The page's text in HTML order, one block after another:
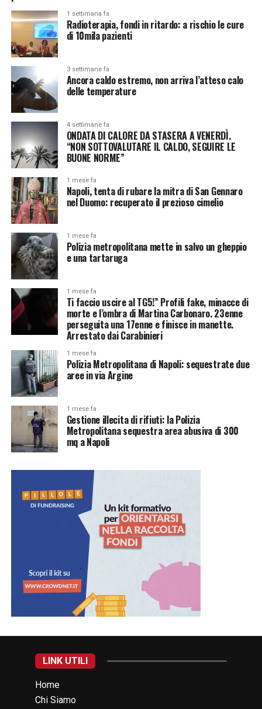
1 settimana fa
Radioterapia, fondi in ritardo: a rischio le cure
di 10mila pazienti
3 settimane fa
Ancora caldo estremo, non arriva l’atteso calo
delle temperature
4 settimane fa
ONDATA DI CALORE DA STASERA A VENERDÌ.
“NON SOTTOVALUTARE IL CALDO, SEGUIRE LE
BUONE NORME”
1 mese fa
Napoli, tenta di rubare la mitra di San Gennaro
nel Duomo: recuperato il prezioso cimelio
1 mese fa
Polizia metropolitana mette in salvo un gheppio
e una tartaruga
1 mese fa
Ti faccio uscire al TG5!” Profili fake, minacce di
morte e l’ombra di Martina Carbonaro. 23enne
perseguita una 17enne e finisce in manette.
Arrestato dai Carabinieri
1 mese fa
Polizia Metropolitana di Napoli: sequestrate due
aree in via Argine
1 mese fa
Gestione illecita di rifiuti: la Polizia
Metropolitana sequestra area abusiva di 300
mq a Napoli
LINK UTILI
Home
Chi Siamo